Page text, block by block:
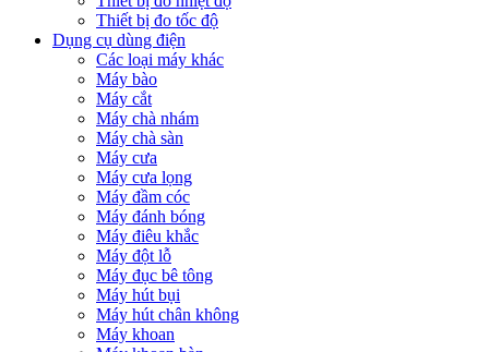
Thiết bị đo tốc độ
Dụng cụ dùng điện
Các loại máy khác
Máy bào
Máy cắt
Máy chà nhám
Máy chà sàn
Máy cưa
Máy cưa lọng
Máy đầm cóc
Máy đánh bóng
Máy điêu khắc
Máy đột lỗ
Máy đục bê tông
Máy hút bụi
Máy hút chân không
Máy khoan